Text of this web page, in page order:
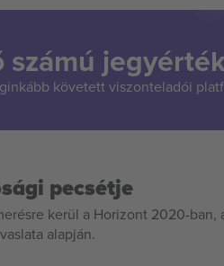
számú
követett viszonteladói
pecsétje
kerül a Horizont 2020-
alapján.